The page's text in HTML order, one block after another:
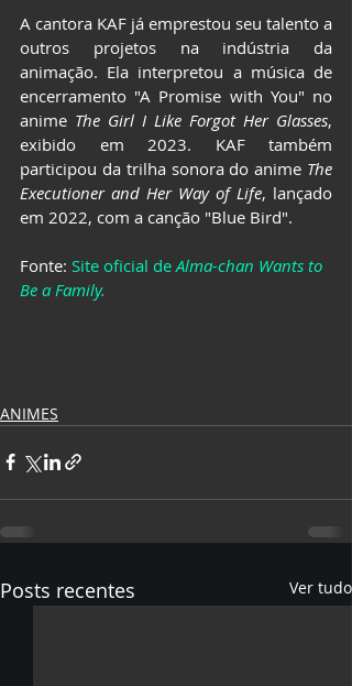
A cantora KAF já emprestou seu talento a
outros projetos na indústria da
animação. Ela interpretou a música de
encerramento "A Promise with You" no
anime The Girl I Like Forgot Her Glasses,
exibido em 2023. KAF também
participou da trilha sonora do anime The
Executioner and Her Way of Life, lançado
em 2022, com a canção "Blue Bird".
Fonte: Site oficial de Alma-chan Wants to
Be a Family.
ANIMES
Posts recentes Ver tudo